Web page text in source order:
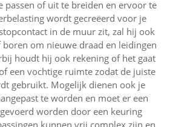
passen of uit te breiden en ervoor te
wordt gecreëerd voor je
in de muur zit, zal hij ook
boren om nieuwe draad en leidingen
houdt hij ook rekening of het gaat
een vochtige ruimte zodat de juiste
gebruikt. Mogelijk dienen ook je
te worden en moet er een
worden door een keuring
kunnen vrij complex zijn en